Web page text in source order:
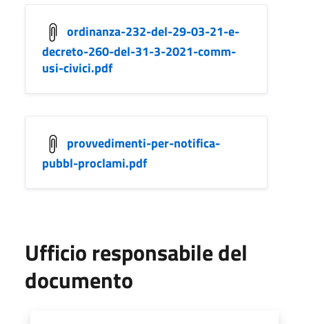
ordinanza-232-del-29-03-21-e-
decreto-260-del-31-3-2021-comm-
usi-civici.pdf
provvedimenti-per-notifica-
pubbl-proclami.pdf
Ufficio responsabile del
documento